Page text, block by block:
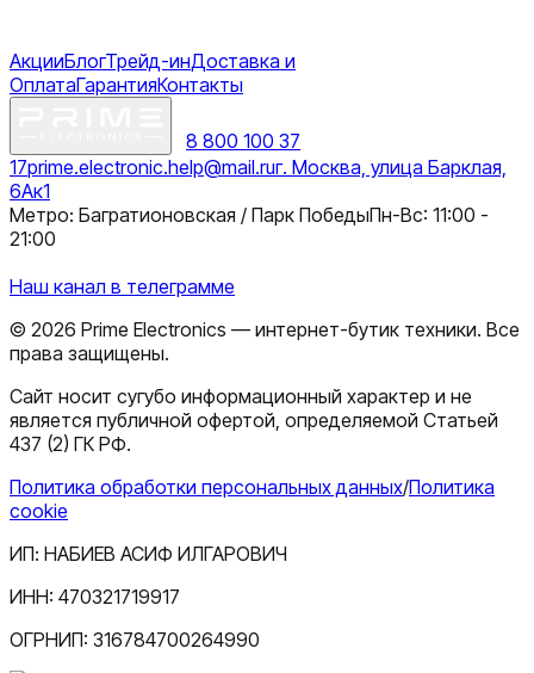
АкцииБлогТрейд-инДоставка и
ОплатаГарантияКонтакты
8 800 100 37
17prime.electronic.help@mail.ruг. Москва, улица Барклая,
6Ак1
Метро: Багратионовская / Парк ПобедыПн-Вс: 11:00 -
21:00
Наш канал в телеграмме
© 2026 Prime Electronics — интернет-бутик техники. Все
права защищены.
Сайт носит сугубо информационный характер и не
является публичной офертой, определяемой Статьей
437 (2) ГК РФ.
Политика обработки персональных данных/Политика
cookie
ИП: НАБИЕВ АСИФ ИЛГАРОВИЧ
ИНН: 470321719917
ОГРНИП: 316784700264990